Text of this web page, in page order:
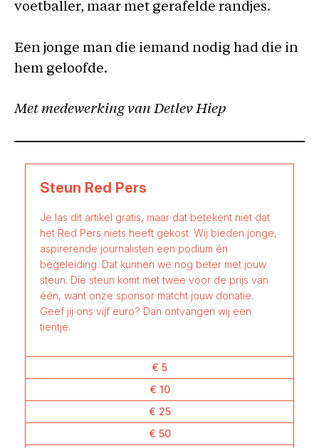
voetballer, maar met gerafelde randjes.
Een jonge man die iemand nodig had die in
hem geloofde.
Met medewerking van Detlev Hiep
Steun Red Pers
Je las dit artikel gratis, maar dat betekent niet dat
het Red Pers niets heeft gekost. Wij bieden jonge,
aspirerende journalisten een podium én
begeleiding. Dat kunnen we nog beter met jouw
steun. Die steun komt met twee voor de prijs van
één, want onze sponsor matcht jouw donatie.
Geef jij ons vijf euro? Dan ontvangen wij een
tientje.
€ 5
€ 10
€ 25
€ 50